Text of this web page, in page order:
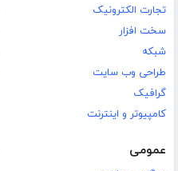
تجارت الکترونیک
سخت افزار
شبکه
طراحی وب سایت
گرافیک
کامپیوتر و اینترنت
عمومی